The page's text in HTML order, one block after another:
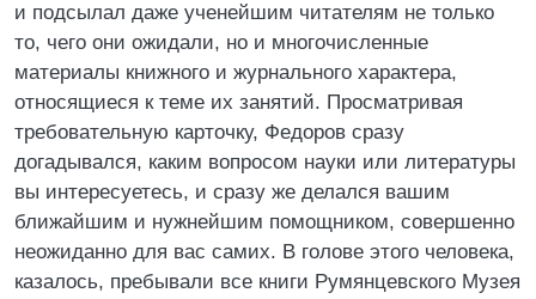
и подсылал даже ученейшим читателям не только
то, чего они ожидали, но и многочисленные
материалы книжного и журнального характера,
относящиеся к теме их занятий. Просматривая
требовательную карточку, Федоров сразу
догадывался, каким вопросом науки или литературы
вы интересуетесь, и сразу же делался вашим
ближайшим и нужнейшим помощником, совершенно
неожиданно для вас самих. В голове этого человека,
казалось, пребывали все книги Румянцевского Музея